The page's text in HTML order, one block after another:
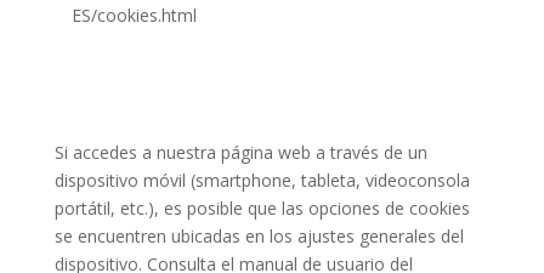
ES/cookies.html
Si accedes a nuestra página web a través de un
dispositivo móvil (smartphone, tableta, videoconsola
portátil, etc.), es posible que las opciones de cookies
se encuentren ubicadas en los ajustes generales del
dispositivo. Consulta el manual de usuario del